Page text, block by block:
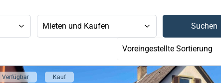
Suchen
Verfügbar Kauf